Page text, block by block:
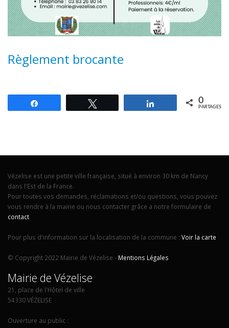
Règlement brocante
Partagez 0
PARTAGES
Vézelise est une petite ville française, situé à environ 30 km de Nancy
dans l'Est de la France.
Pour toutes vos demandes, réclamations et/ou questions, vous pouvez
vous rendre à la mairie ou nous contacter grâce a notre formulaire de
contact.
Pour plus d'information sur la localisation de la commune : Voir la carte
© Copyright 2022 Mairie de Vézelise - Mentions Légales
Mairie de Vézelise
21, place de l'Hôtel de ville
54330 VÉZELISE
Ouverture au public :